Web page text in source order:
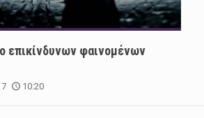
επικίνδυνων φαινομένων
10:20